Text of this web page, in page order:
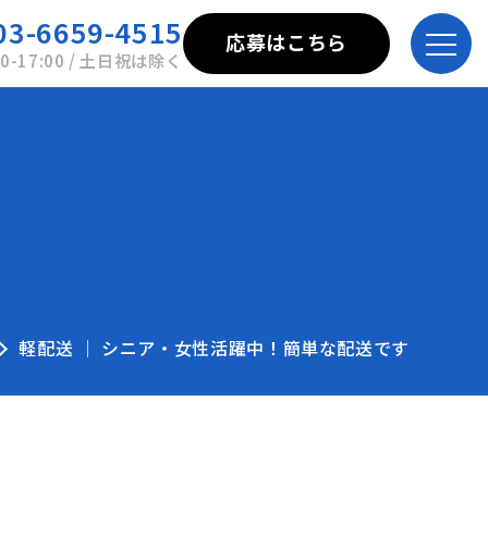
6659-4515
17:00 / 土日祝は除く
応募はこちら
軽配送 │ シニア・女性活躍中！簡単な配送です